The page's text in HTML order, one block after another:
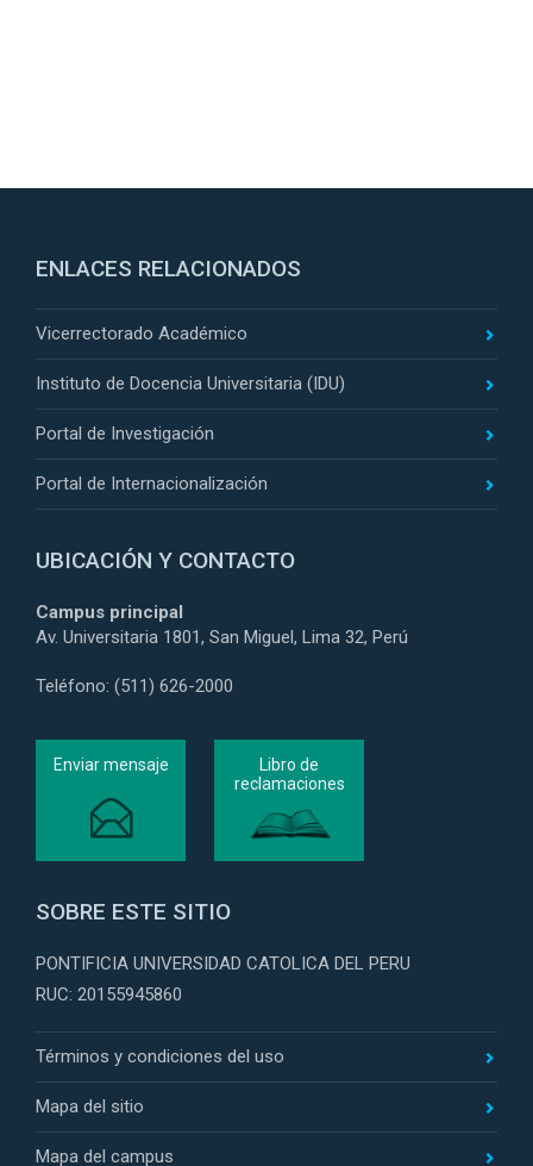
ENLACES RELACIONADOS
Vicerrectorado Académico
Instituto de Docencia Universitaria (IDU)
Portal de Investigación
Portal de Internacionalización
UBICACIÓN Y CONTACTO
Campus principal
Av. Universitaria 1801, San Miguel, Lima 32, Perú
Teléfono: (511) 626-2000
Enviar mensaje
Libro de
reclamaciones
SOBRE ESTE SITIO
PONTIFICIA UNIVERSIDAD CATOLICA DEL PERU
RUC: 20155945860
Términos y condiciones del uso
Mapa del sitio
Mapa del campus